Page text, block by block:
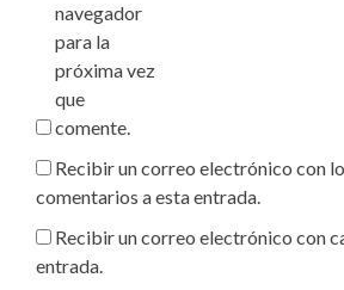
navegador
para la
próxima vez
que
comente.
Recibir un correo electrónico con
comentarios a esta entrada.
Recibir un correo electrónico con
entrada.